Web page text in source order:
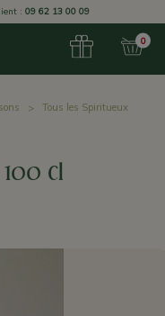
: 09 62 13 00 09
0
Tous les Spiritueux
100 cl